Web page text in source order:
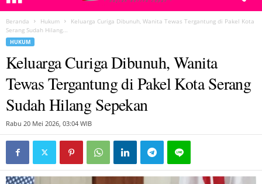
Beranda Hukum
Keluarga Curiga Dibunuh, Wanita Tewas Tergantung di Pakel Kota
Serang Sudah Hilang...
HUKUM
Keluarga Curiga Dibunuh, Wanita
Tewas Tergantung di Pakel Kota Serang
Sudah Hilang Sepekan
Rabu 20 Mei 2026, 03:04 WIB